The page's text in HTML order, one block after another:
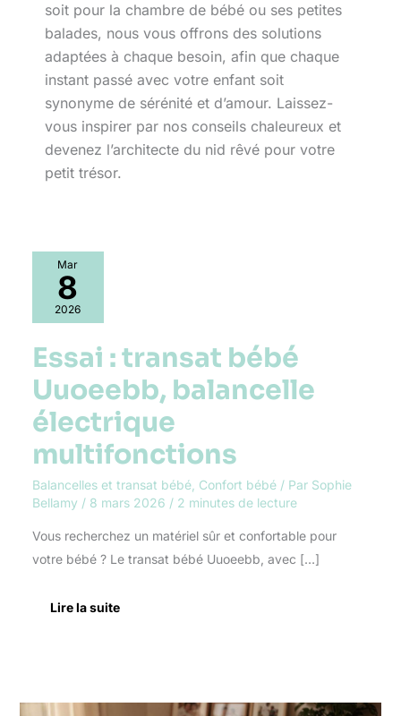
soit pour la chambre de bébé ou ses petites
balades, nous vous offrons des solutions
adaptées à chaque besoin, afin que chaque
instant passé avec votre enfant soit
synonyme de sérénité et d’amour. Laissez-
vous inspirer par nos conseils chaleureux et
devenez l’architecte du nid rêvé pour votre
petit trésor.
Mar
8
2026
Essai : transat bébé
Uuoeebb, balancelle
électrique
multifonctions
Balancelles et transat bébé, Confort bébé/ Par Sophie
Bellamy / 8 mars 2026 / 2 minutes de lecture
Vous recherchez un matériel sûr et confortable pour
votre bébé ? Le transat bébé Uuoeebb, avec […]
Essai
transat
bébé
Uuoeebb,
balancelle
électrique
multifonctions
Lire la suite